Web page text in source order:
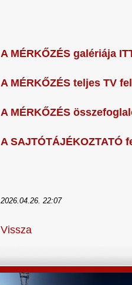
A MÉRKŐZÉS galériája
A MÉRKŐZÉS teljes TV
A MÉRKŐZÉS
A SAJTÓTÁJÉKOZTATÓ
2026.04.26. 22:07
Vissza